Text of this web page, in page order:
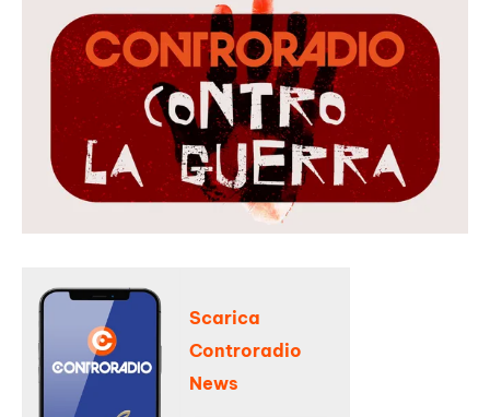
Scarica
Controradio
News